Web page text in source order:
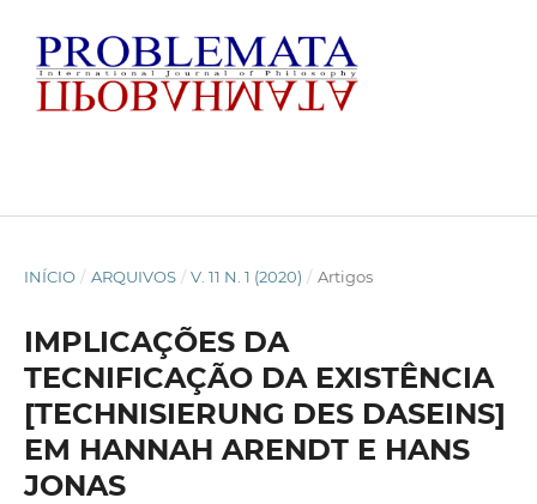
INÍCIO / ARQUIVOS / V. 11 N. 1 (2020) / Artigos
IMPLICAÇÕES DA
TECNIFICAÇÃO DA EXISTÊNCIA
[TECHNISIERUNG DES DASEINS]
EM HANNAH ARENDT E HANS
JONAS